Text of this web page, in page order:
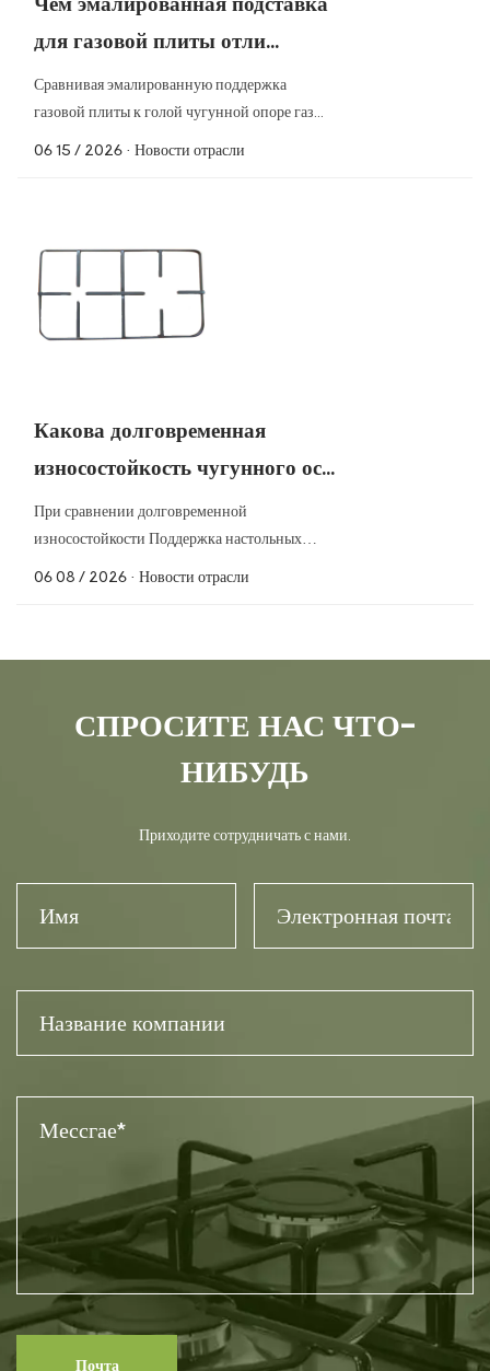
для газовой плиты отли...
Сравнивая эмалированную поддержка
газовой плиты к голой чугунной опоре газ...
06 15 / 2026 · Новости отрасли
Какова долговременная
износостойкость чугунного ос...
При сравнении долговременной
износостойкости Поддержка настольных
06 08 / 2026 · Новости отрасли
сковорода м...
Являются ли эмалированные
подставки для кастрюль т...
Кухонные материалы и характеристики Чугун
СПРОСИТЕ НАС ЧТО-
НИБУДЬ
Приходите сотрудничать с нами.